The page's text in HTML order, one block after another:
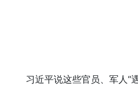
习近平说这些官员、军人“